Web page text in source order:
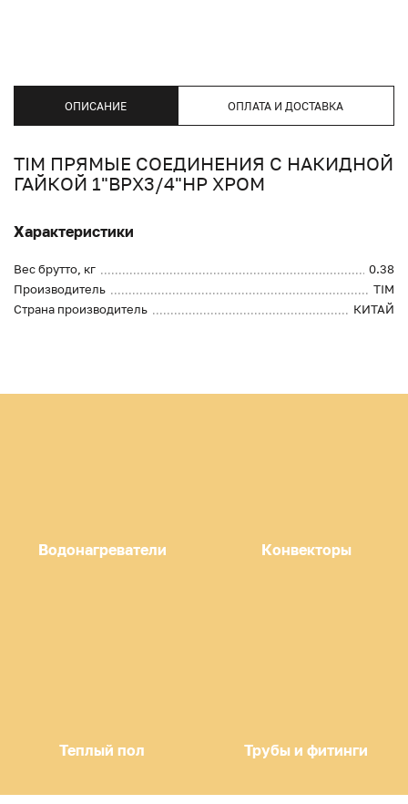
ОПИСАНИЕ ОПЛАТА И ДОСТАВКА
TIM ПРЯМЫЕ СОЕДИНЕНИЯ С НАКИДНОЙ
ГАЙКОЙ 1"ВРХ3/4"НР ХРОМ
Характеристики
Вес брутто, кг
0.38
Производитель
TIM
Страна производитель
КИТАЙ
Водонагреватели Конвекторы
Теплый пол Трубы и фитинги